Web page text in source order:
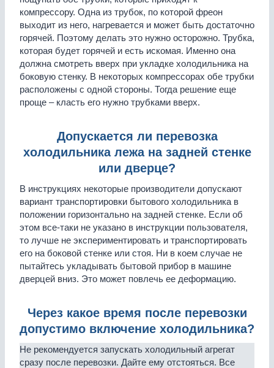
компрессору. Одна из трубок, по которой фреон
выходит из него, нагревается и может быть достаточно
горячей. Поэтому делать это нужно осторожно. Трубка,
которая будет горячей и есть искомая. Именно она
должна смотреть вверх при укладке холодильника на
боковую стенку. В некоторых компрессорах обе трубки
расположены с одной стороны. Тогда решение еще
проще – класть его нужно трубками вверх.
Допускается ли перевозка
холодильника лежа на задней стенке
или дверце?
В инструкциях некоторые производители допускают
вариант транспортировки бытового холодильника в
положении горизонтально на задней стенке. Если об
этом все-таки не указано в инструкции пользователя,
то лучше не экспериментировать и транспортировать
его на боковой стенке или стоя. Ни в коем случае не
пытайтесь укладывать бытовой прибор в машине
дверцей вниз. Это может повлечь ее деформацию.
Через какое время после перевозки
допустимо включение холодильника?
Не рекомендуется запускать холодильный агрегат
сразу после перевозки. Дайте ему отстояться. Все